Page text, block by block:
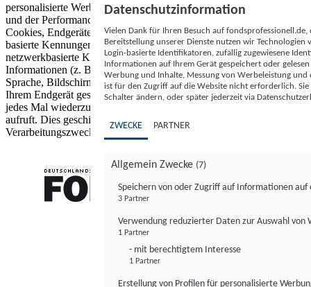
personalisierte Werbung und Inhalte, Messung von Werbeleistung
und der Performance von Inhalten sowie Zielgruppenforschung.
Cookies, Endgeräte- oder ähnliche Online-Kennungen (z. B. login-
basierte Kennungen, zufällig generierte Kennungen,
netzwerkbasierte Kennungen) können zusammen mit anderen
Informationen (z. B. Browsertyp und Browserinformationen,
Sprache, Bildschirmgröße, unterstützte Technologien usw.) auf
Ihrem Endgerät gespeichert oder von dort ausgelesen werden, um es
jedes Mal wiederzuerkennen, wenn es eine App oder einer Webseite
aufruft. Dies geschieht für einen oder mehrere der hier aufgeführten
Verarbeitungszwecke.
Datenschutzinformation
Vielen Dank für Ihren Besuch auf
Bereitstellung unserer Dienste nutzen wir Technologien
Login-basierte Identifikatoren, zufällig zugewiesene
Informationen auf Ihrem Gerät gespeichert oder
Werbung und Inhalte, Messung von Werbeleistung
ist für den Zugriff auf die Website nicht erforderlich.
Schalter ändern, oder später jederzeit via
ZWECKE PARTNER
Allgemein Zwecke (7)
Speichern von oder Zugriff auf Informationen auf
3 Partner
Verwendung reduzierter Daten zur Auswahl von
1 Partner
- mit berechtigtem Interesse
1 Partner
Erstellung von Profilen für personalisierte
FONDS professionell